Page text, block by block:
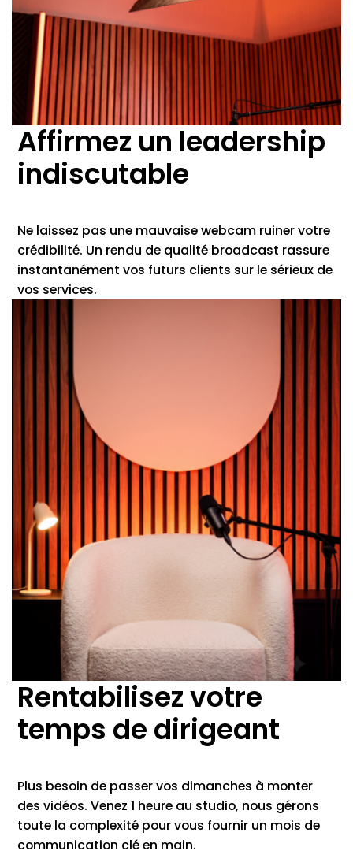
Affirmez un leadership
indiscutable
Ne laissez pas une mauvaise webcam ruiner votre
crédibilité. Un rendu de qualité broadcast rassure
instantanément vos futurs clients sur le sérieux de
vos services.
Rentabilisez votre
temps de dirigeant
Plus besoin de passer vos dimanches à monter
des vidéos. Venez 1 heure au studio, nous gérons
toute la complexité pour vous fournir un mois de
communication clé en main.